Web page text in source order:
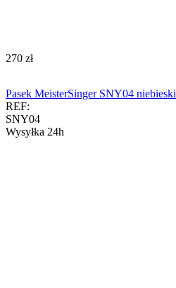
‍270‍ zł
Pasek MeisterSinger SNY04 niebieski
REF:
SNY04
Wysyłka 24h